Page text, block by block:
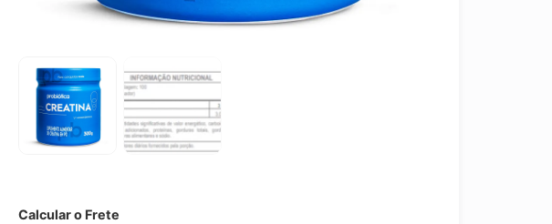
Calcular o Frete